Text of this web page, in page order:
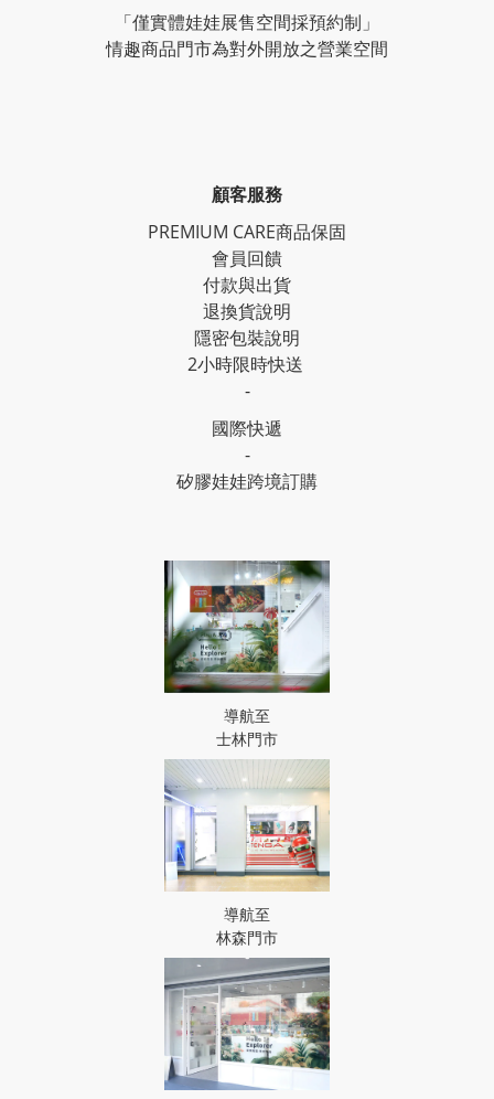
「僅實體娃娃展售空間採預約制」
情趣商品門市為對外開放之營業空間
顧客服務
PREMIUM CARE商品保固
會員回饋
付款與出貨
退換貨說明
隱密包裝說明
2小時限時快送
-
國際快遞
-
矽膠娃娃跨境訂購
導航至
士林門市
導航至
林森門市